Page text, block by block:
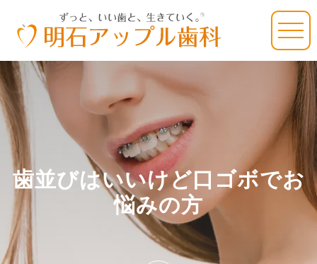
歯並びはいいけど口ゴボでお
悩みの方